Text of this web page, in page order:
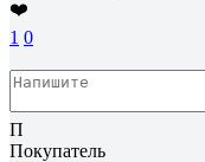
❤️
1 0
П
Покупатель